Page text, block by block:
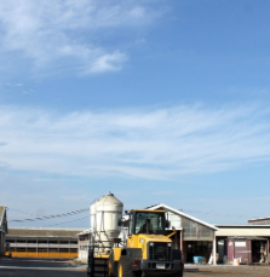
豊西牛
カルビ串
ハンバーグ